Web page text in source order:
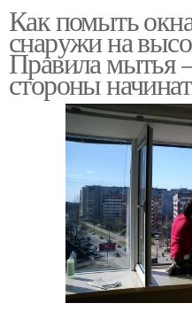
Как помыть
снаружи на
Правила мытья
стороны